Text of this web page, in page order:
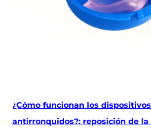
¿Cómo funcionan los dispositivos
antirronquidos?: reposición de